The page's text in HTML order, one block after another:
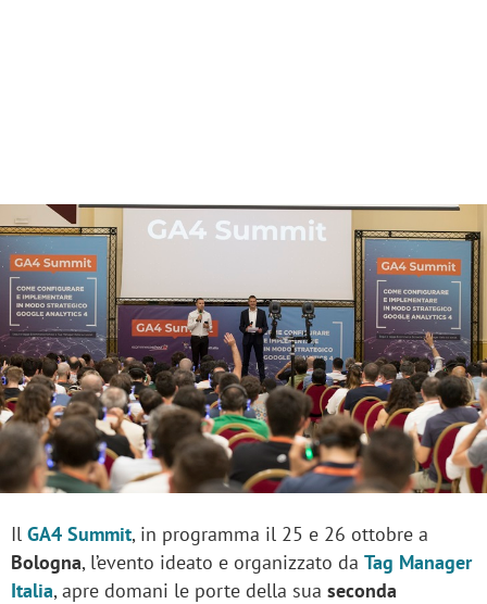
Il GA4 Summit, in programma il 25 e 26 ottobre a
Bologna, l’evento ideato e organizzato da Tag Manager
Italia, apre domani le porte della sua seconda